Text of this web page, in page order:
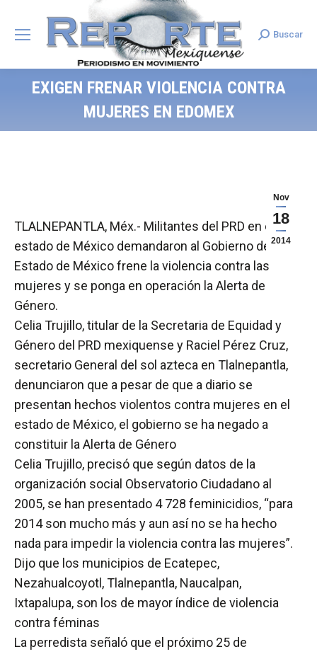
Search:
Buscar
EXIGEN FRENAR VIOLENCIA CONTRA
MUJERES EN EDOMEX
Nov
18
2014
TLALNEPANTLA, Méx.- Militantes del PRD en el
estado de México demandaron al Gobierno del
Estado de México frene la violencia contra las
mujeres y se ponga en operación la Alerta de
Género.
Celia Trujillo, titular de la Secretaria de Equidad y
Género del PRD mexiquense y Raciel Pérez Cruz,
secretario General del sol azteca en Tlalnepantla,
denunciaron que a pesar de que a diario se
presentan hechos violentos contra mujeres en el
estado de México, el gobierno se ha negado a
constituir la Alerta de Género
Celia Trujillo, precisó que según datos de la
organización social Observatorio Ciudadano al
2005, se han presentado 4 728 feminicidios, “para
2014 son mucho más y aun así no se ha hecho
nada para impedir la violencia contra las mujeres”.
Dijo que los municipios de Ecatepec,
Nezahualcoyotl, Tlalnepantla, Naucalpan,
Ixtapalupa, son los de mayor índice de violencia
contra féminas
La perredista señaló que el próximo 25 de